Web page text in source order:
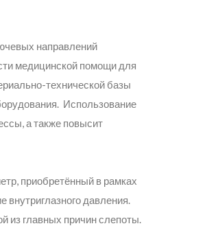
направлений
медицинской помощи для
технической базы
Использование
а также повысит
приобретённый в рамках
внутриглазного давления.
из главных причин слепоты.